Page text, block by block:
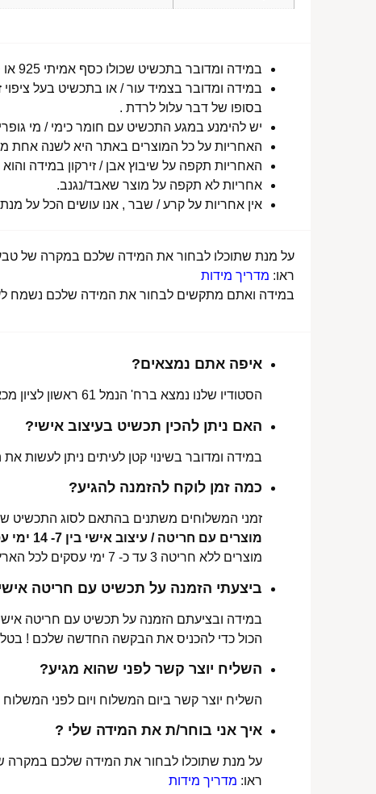
במידה ומדובר בתכשיט שכולו כסף אמיתי 925 או סטיינלס סטיל ללא ציפוי, התכשיט עמיד למים לטווח ארוך ביותר מעל שנה !
במידה ומדובר בצמיד עור / או בתכשיט בעל
בסופו של דבר עלול לרדת .
יש להימנע במגע התכשיט עם חומר כימי / מי
האחריות על כל המוצרים באתר היא לשנה אחת
האחריות תקפה על שיבוץ אבן / זירקון במידה והוא
אחריות לא תקפה על מוצר שאבד/נגנב.
אין אחריות על קרע / שבר , אנו עושים הכל על
על מנת שתוכלו לבחור את המידה שלכם במקרה של
ראו: מדריך מידות
במידה ואתם מתקשים לבחור את המידה שלכם נשמח
איפה אתם נמצאים?
הסטודיו שלנו נמצא ברח' הנמל 61 ראשון לציון מכאן ניתן לאסוף הזמנות, לתקן או להחליף מידה.
האם ניתן להכין תכשיט בעיצוב אישי?
במידה ומדובר בשינוי קטן לעיתים ניתן לעשות את
כמה זמן לוקח להזמנה להגיע?
זמני המשלוחים משתנים בהתאם לסוג התכשיט
מוצרים עם חריטה / עיצוב אישי בין 7- 14 ימי עסקים לכל הארץ.
מוצרים ללא חריטה 3 עד כ- 7 ימי עסקים לכל הארץ.
ביצעתי הזמנה על תכשיט עם חריטה
במידה ובציעתם הזמנה על תכשיט עם חריטה
הכול כדי להכניס את הבקשה החדשה שלכם !
השליח יוצר קשר לפני שהוא מגיע?
השליח יוצר קשר ביום המשלוח ויום לפני המשלוח
איך אני בוחר/ת את המידה שלי ?
על מנת שתוכלו לבחור את המידה שלכם במקרה
ראו: מדריך מידות